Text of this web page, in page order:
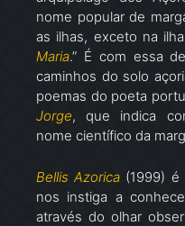
nome popular de
as ilhas, exceto na
Maria.” É com essa
caminhos do solo
poemas do poeta
Jorge, que indica
nome científico da
Bellis Azorica (1999)
nos instiga a
através do olhar